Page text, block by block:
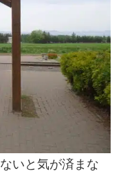
いと気が済まな